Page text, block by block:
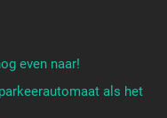
even naar!
als het